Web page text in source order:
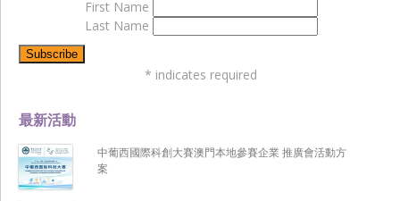
最新活動
中葡西國際科創大賽澳門本地參賽企業 推廣會活動方
案
First Name
Last Name
* indicates required